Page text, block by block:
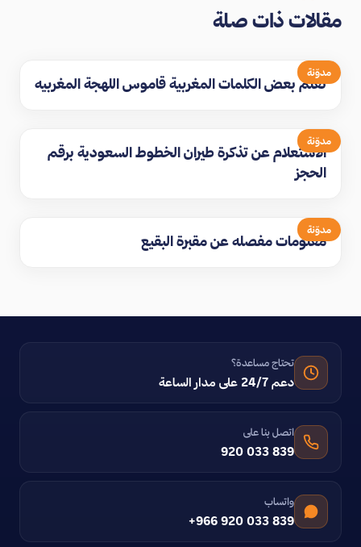
مقالات ذات صلة
مدوّنة
تعلم بعض الكلمات المغربية قاموس اللهجة المغربيه
مدوّنة
الاستعلام عن تذكرة طيران الخطوط السعودية برقم
الحجز
مدوّنة
معلومات مفصله عن مقبرة البقيع
تحتاج مساعدة؟
دعم 24/7 على مدار الساعة
اتصل بنا على
920 033 839
واتساب
+966 920 033 839